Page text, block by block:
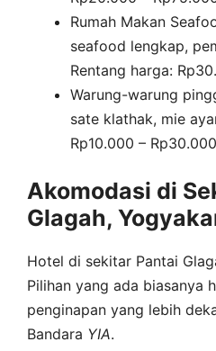
Rumah Makan
seafood lengkap,
Rentang harga:
Warung-warung
sate klathak, mie
Rp10.000 –
Akomodasi di
Glagah,
Hotel di sekitar Pantai
Pilihan yang ada biasanya
penginapan yang lebih
Bandara YIA.